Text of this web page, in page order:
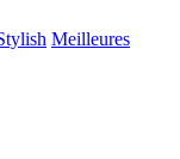
Meilleures